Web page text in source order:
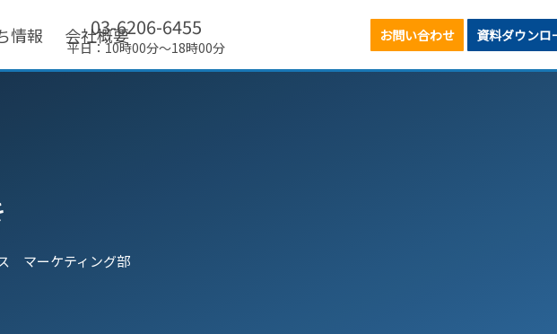
情報 会社概要
03-6206-6455
平日：10時00分～18時00分
お問い合わせ 資料ダウンロ
マーケティング部